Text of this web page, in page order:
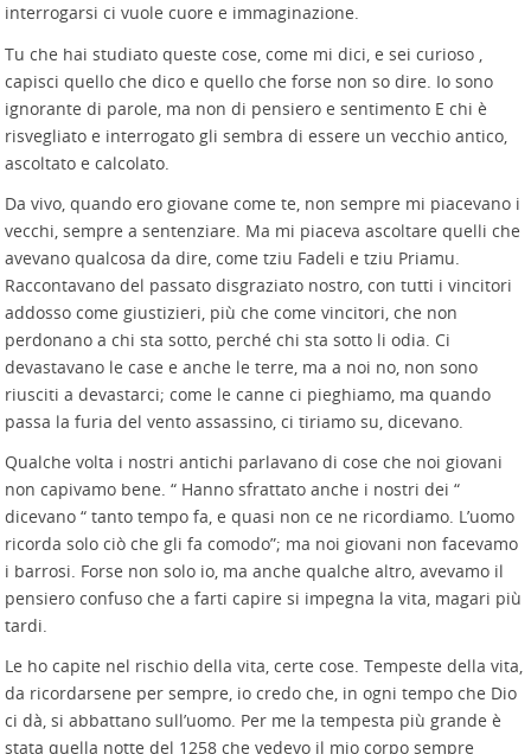
interrogarsi ci vuole cuore e immaginazione.
Tu che hai studiato queste cose, come mi dici, e sei curioso ,
capisci quello che dico e quello che forse non so dire. Io sono
ignorante di parole, ma non di pensiero e sentimento E chi è
risvegliato e interrogato gli sembra di essere un vecchio antico,
ascoltato e calcolato.
Da vivo, quando ero giovane come te, non sempre mi piacevano i
vecchi, sempre a sentenziare. Ma mi piaceva ascoltare quelli che
avevano qualcosa da dire, come tziu Fadeli e tziu Priamu.
Raccontavano del passato disgraziato nostro, con tutti i vincitori
addosso come giustizieri, più che come vincitori, che non
perdonano a chi sta sotto, perché chi sta sotto li odia. Ci
devastavano le case e anche le terre, ma a noi no, non sono
riusciti a devastarci; come le canne ci pieghiamo, ma quando
passa la furia del vento assassino, ci tiriamo su, dicevano.
Qualche volta i nostri antichi parlavano di cose che noi giovani
non capivamo bene. “ Hanno sfrattato anche i nostri dei “
dicevano “ tanto tempo fa, e quasi non ce ne ricordiamo. L’uomo
ricorda solo ciò che gli fa comodo”; ma noi giovani non facevamo
i barrosi. Forse non solo io, ma anche qualche altro, avevamo il
pensiero confuso che a farti capire si impegna la vita, magari più
tardi.
Le ho capite nel rischio della vita, certe cose. Tempeste della vita,
da ricordarsene per sempre, io credo che, in ogni tempo che Dio
ci dà, si abbattano sull’uomo. Per me la tempesta più grande è
stata quella notte del 1258 che vedevo il mio corpo sempre